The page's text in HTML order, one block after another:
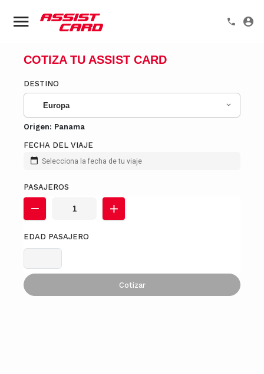
COTIZA TU ASSIST CARD
DESTINO
Europa
Origen: Panama
FECHA DEL VIAJE
Selecciona la fecha de tu viaje
PASAJEROS
EDAD PASAJERO
Cotizar